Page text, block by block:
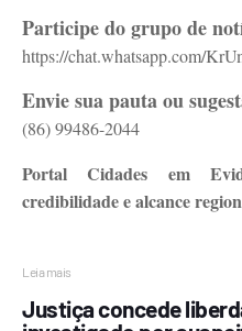
Participe do grupo de
https://chat.whatsapp.com/
Envie sua pauta ou
(86) 99486-2044
Portal Cidades em
credibilidade e alcance
Leia mais
Justiça concede